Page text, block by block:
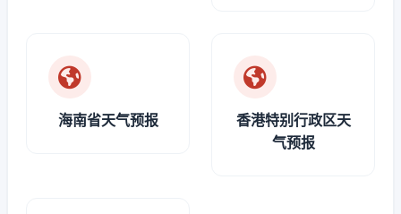
海南省天气预报
香港特别行政区天
气预报